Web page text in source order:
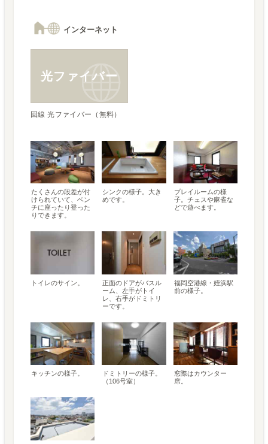
インターネット
光ファイバー
回線 光ファイバー（無料）
たくさんの段差が付
けられていて、ベン
チに座ったり登った
りできます。
シンクの様子。大き
めです。
プレイルームの様
子。チェスや麻雀な
どで遊べます。
トイレのサイン。
正面のドアがバスル
ーム、左手がトイ
レ、右手がドミトリ
ーです。
福岡空港線・姪浜駅
前の様子。
キッチンの様子。
ドミトリーの様子。
（106号室）
窓際はカウンター
席。